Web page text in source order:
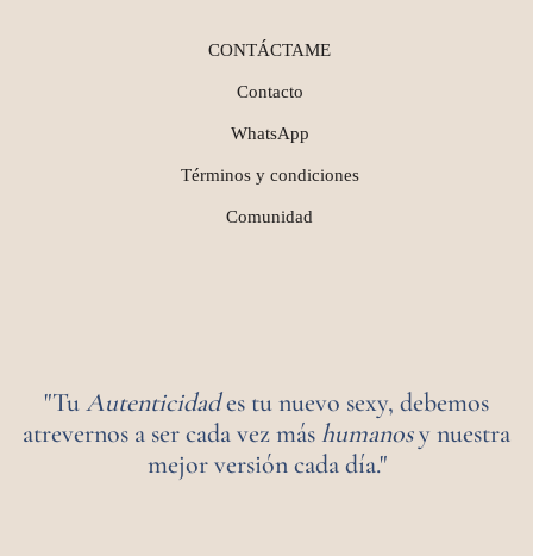
CONTÁCTAME
Contacto
WhatsApp
Términos y condiciones
Comunidad
"TuAutenticidades tu nuevo sexy, debemos
atrevernos a ser cada vez máshumanosy nuestra
mejor versión cada día."